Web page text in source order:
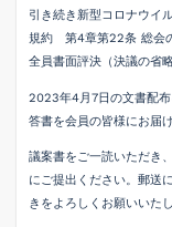
引き続き新型コロナウイ
規約 第4章第22条 総会
全員書面評決（決議の省
2023年4月7日の文書配
答書を会員の皆様にお届
議案書をご一読いただき
にご提出ください。郵送
きをよろしくお願いいたし